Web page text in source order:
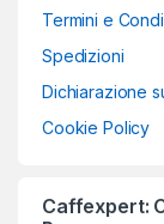
Termini e
Spedizioni
Dichiarazione
Cookie Policy
Caffexpert: